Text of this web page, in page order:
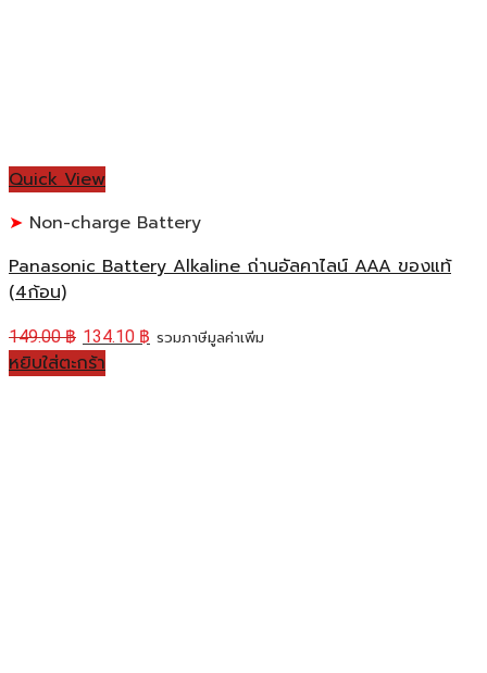
Quick View
Non-charge Battery
Panasonic Battery Alkaline ถ่านอัลคาไลน์ AAA ของแท้
(4ก้อน)
149.00฿ 134.10 ฿ รวมภาษีมูลค่าเพิ่ม
หยิบใส่ตะกร้า